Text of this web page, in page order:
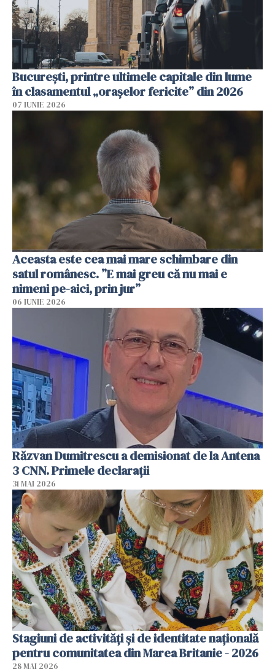
București, printre ultimele capitale din lume
în clasamentul „orașelor fericite” din 2026
07 IUNIE 2026
Aceasta este cea mai mare schimbare din
satul românesc. ”E mai greu că nu mai e
nimeni pe-aici, prin jur”
06 IUNIE 2026
Răzvan Dumitrescu a demisionat de la Antena
3 CNN. Primele declarații
31 MAI 2026
Stagiuni de activități și de identitate națională
pentru comunitatea din Marea Britanie - 2026
28 MAI 2026